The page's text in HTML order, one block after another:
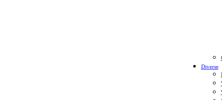
Diverse